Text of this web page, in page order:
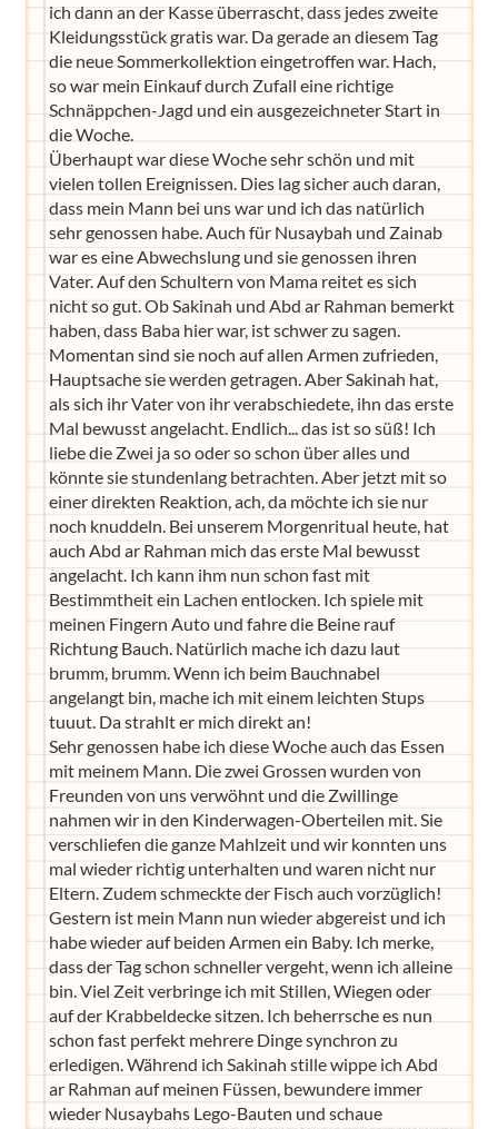
ich dann an der Kasse überrascht, dass jedes zweite
Kleidungsstück gratis war. Da gerade an diesem Tag
die neue Sommerkollektion eingetroffen war. Hach,
so war mein Einkauf durch Zufall eine richtige
Schnäppchen-Jagd und ein ausgezeichneter Start in
die Woche.
Überhaupt war diese Woche sehr schön und mit
vielen tollen Ereignissen. Dies lag sicher auch daran,
dass mein Mann bei uns war und ich das natürlich
sehr genossen habe. Auch für Nusaybah und Zainab
war es eine Abwechslung und sie genossen ihren
Vater. Auf den Schultern von Mama reitet es sich
nicht so gut. Ob Sakinah und Abd ar Rahman bemerkt
haben, dass Baba hier war, ist schwer zu sagen.
Momentan sind sie noch auf allen Armen zufrieden,
Hauptsache sie werden getragen. Aber Sakinah hat,
als sich ihr Vater von ihr verabschiedete, ihn das erste
Mal bewusst angelacht. Endlich... das ist so süß! Ich
liebe die Zwei ja so oder so schon über alles und
könnte sie stundenlang betrachten. Aber jetzt mit so
einer direkten Reaktion, ach, da möchte ich sie nur
noch knuddeln. Bei unserem Morgenritual heute, hat
auch Abd ar Rahman mich das erste Mal bewusst
angelacht. Ich kann ihm nun schon fast mit
Bestimmtheit ein Lachen entlocken. Ich spiele mit
meinen Fingern Auto und fahre die Beine rauf
Richtung Bauch. Natürlich mache ich dazu laut
brumm, brumm. Wenn ich beim Bauchnabel
angelangt bin, mache ich mit einem leichten Stups
tuuut. Da strahlt er mich direkt an!
Sehr genossen habe ich diese Woche auch das Essen
mit meinem Mann. Die zwei Grossen wurden von
Freunden von uns verwöhnt und die Zwillinge
nahmen wir in den Kinderwagen-Oberteilen mit. Sie
verschliefen die ganze Mahlzeit und wir konnten uns
mal wieder richtig unterhalten und waren nicht nur
Eltern. Zudem schmeckte der Fisch auch vorzüglich!
Gestern ist mein Mann nun wieder abgereist und ich
habe wieder auf beiden Armen ein Baby. Ich merke,
dass der Tag schon schneller vergeht, wenn ich alleine
bin. Viel Zeit verbringe ich mit Stillen, Wiegen oder
auf der Krabbeldecke sitzen. Ich beherrsche es nun
schon fast perfekt mehrere Dinge synchron zu
erledigen. Während ich Sakinah stille wippe ich Abd
ar Rahman auf meinen Füssen, bewundere immer
wieder Nusaybahs Lego-Bauten und schaue